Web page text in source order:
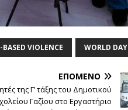
BASED VIOLENCE WORLD DAY
ΕΠΌΜΕΝΟ
της Γ’ τάξης του Δημοτικού
Γαζίου στο Εργαστήριο